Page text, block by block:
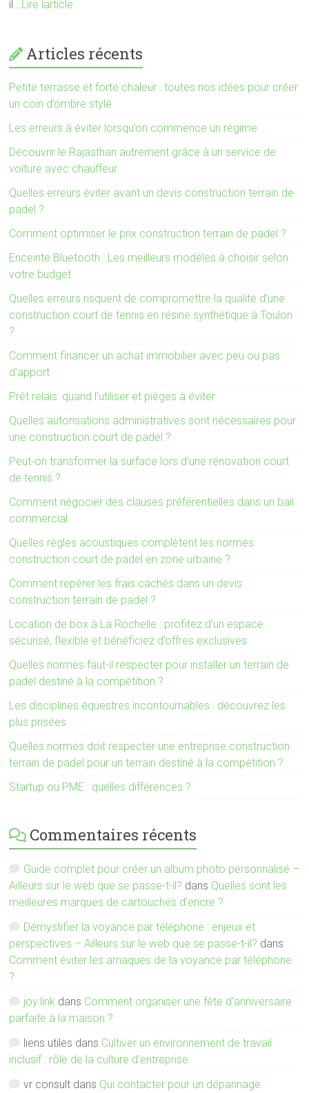
il... Lire larticle
Articles récents
Petite terrasse et forte chaleur : toutes nos idées pour créer
un coin d’ombre stylé
Les erreurs à éviter lorsqu’on commence un régime
Découvrir le Rajasthan autrement grâce à un service de
voiture avec chauffeur
Quelles erreurs éviter avant un devis construction terrain de
padel ?
Comment optimiser le prix construction terrain de padel ?
Enceinte Bluetooth : Les meilleurs modèles à choisir selon
votre budget
Quelles erreurs risquent de compromettre la qualité d’une
construction court de tennis en résine synthétique à Toulon
?
Comment financer un achat immobilier avec peu ou pas
d’apport
Prêt relais: quand l’utiliser et pièges à éviter
Quelles autorisations administratives sont nécessaires pour
une construction court de padel ?
Peut-on transformer la surface lors d’une rénovation court
de tennis ?
Comment négocier des clauses préférentielles dans un bail
commercial
Quelles règles acoustiques complètent les normes
construction court de padel en zone urbaine ?
Comment repérer les frais cachés dans un devis
construction terrain de padel ?
Location de box à La Rochelle : profitez d’un espace
sécurisé, flexible et bénéficiez d’offres exclusives
Quelles normes faut-il respecter pour installer un terrain de
padel destiné à la compétition ?
Les disciplines équestres incontournables : découvrez les
plus prisées
Quelles normes doit respecter une entreprise construction
terrain de padel pour un terrain destiné à la compétition ?
Startup ou PME : quelles différences ?
Commentaires récents
Guide complet pour créer un album photo personnalisé –
Ailleurs sur le web que se passe-t-il? dans Quelles sont les
meilleures marques de cartouches d’encre ?
Démystifier la voyance par téléphone : enjeux et
perspectives – Ailleurs sur le web que se passe-t-il? dans
Comment éviter les arnaques de la voyance par téléphone
?
joy.link dans Comment organiser une fête d’anniversaire
parfaite à la maison ?
liens utiles dans Cultiver un environnement de travail
inclusif : rôle de la culture d’entreprise
vr consult dans Qui contacter pour un dépannage